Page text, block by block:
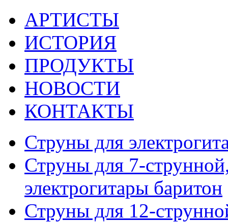
АРТИСТЫ
ИСТОРИЯ
ПРОДУКТЫ
НОВОСТИ
КОНТАКТЫ
Струны для
Струны для 7-
электрогитары баритон
Струны для 12-